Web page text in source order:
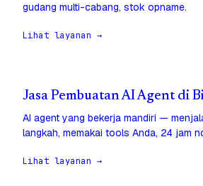
gudang multi-cabang, stok opname.
Lihat layanan →
Jasa Pembuatan AI Agent di
AI agent yang bekerja mandiri —
langkah, memakai tools Anda, 24 jam
Lihat layanan →